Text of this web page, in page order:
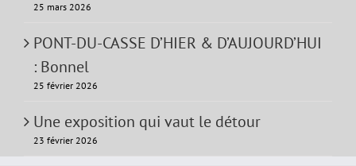
25 mars 2026
PONT-DU-CASSE D’HIER & D’AUJOURD’HUI
: Bonnel
25 février 2026
Une exposition qui vaut le détour
23 février 2026